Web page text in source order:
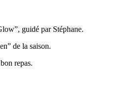
guidé par Stéphane.
de la saison.
repas.